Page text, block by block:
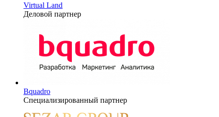
Virtual Land
Деловой партнер
Bquadro
Специализированный партнер